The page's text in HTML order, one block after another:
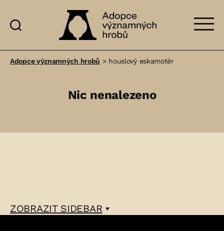
významných
Adopce významných hrobů > houslový eskamotér
Nic nenalezeno
ZOBRAZITSIDEBAR